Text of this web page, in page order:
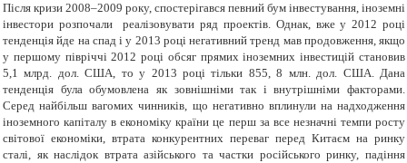
Після кризи 2008–2009 року, спостерігався певний бум інвестування, іноземні
інвестори розпочали реалізовувати ряд проектів. Однак, вже у 2012 році
тенденція йде на спад і у 2013 році негативний тренд мав продовження, якщо
у першому півріччі 2012 році обсяг прямих іноземних інвестицій становив
5,1 млрд. дол. США, то у 2013 році тільки 855, 8 млн. дол. США. Дана
тенденція була обумовлена як зовнішніми так і внутрішніми факторами.
Серед найбільш вагомих чинників, що негативно вплинули на надходження
іноземного капіталу в економіку країни це перш за все незначні темпи росту
світової економіки, втрата конкурентних переваг перед Китаєм на ринку
сталі, як наслідок втрата азійського та частки російського ринку, падіння